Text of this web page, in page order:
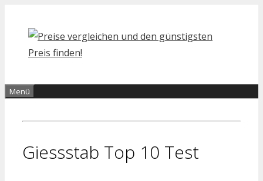
Inhalt
springen
Menü
Giessstab Top 10 Test